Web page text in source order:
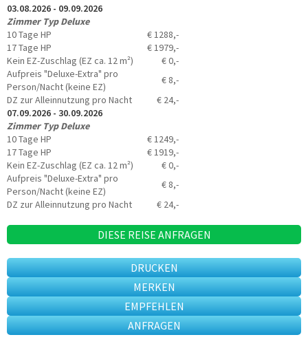
03.08.2026 - 09.09.2026
Zimmer Typ Deluxe
10 Tage HP
€ 1288,-
17 Tage HP
€ 1979,-
Kein EZ-Zuschlag (EZ ca. 12 m²)
€ 0,-
Aufpreis "Deluxe-Extra" pro
Person/Nacht (keine EZ)
€ 8,-
DZ zur Alleinnutzung pro Nacht
€ 24,-
07.09.2026 - 30.09.2026
Zimmer Typ Deluxe
10 Tage HP
€ 1249,-
17 Tage HP
€ 1919,-
Kein EZ-Zuschlag (EZ ca. 12 m²)
€ 0,-
Aufpreis "Deluxe-Extra" pro
Person/Nacht (keine EZ)
€ 8,-
DZ zur Alleinnutzung pro Nacht
€ 24,-
DIESE REISE ANFRAGEN
DRUCKEN
MERKEN
EMPFEHLEN
ANFRAGEN